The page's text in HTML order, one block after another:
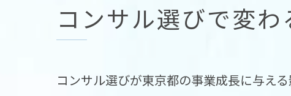
コンサル選びで変
コンサル選びが東京都の事業成長に与え